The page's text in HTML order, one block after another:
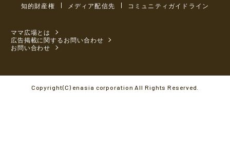
知的財産権
メディア配信先 コミュニティガイドライン
ママ広場とは
広告掲載に関するお問い合わせ
お問い合わせ
Copyright(C) enasia corporation All Rights Reserved.